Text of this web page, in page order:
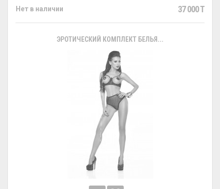
Нет в наличии 37 000 T
ЭРОТИЧЕСКИЙ КОМПЛЕКТ БЕЛЬЯ...